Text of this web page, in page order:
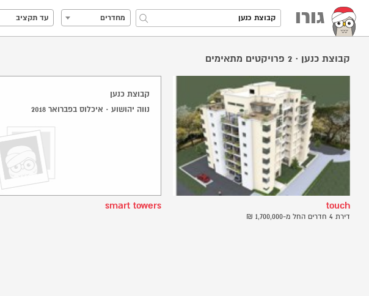
גורו מחדרים עד תקציב
קבוצת כנען ·
2 פרויקטים מתאימים
touch
דירת 4 חדרים החל מ-1,700,000 ₪
קבוצת כנען
נווה יהושוע · איכלוס בפברואר 2018
smart towers